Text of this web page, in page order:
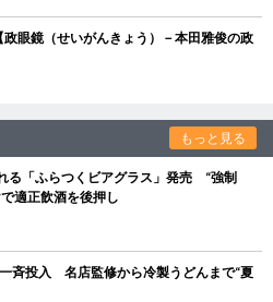
眼鏡（せいがんきょう）－本田雅俊の政
もっと見る
る「ふらつくビアグラス」発売 “強制
適正飲酒を後押し
斉投入 名店監修から冷製うどんまで“夏